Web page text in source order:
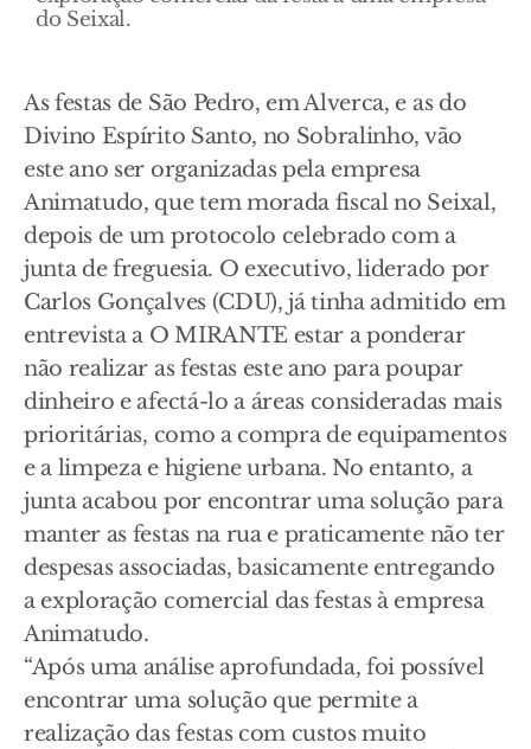
do Seixal.
As festas de São Pedro, em Alverca, e as do
Divino Espírito Santo, no Sobralinho, vão
este ano ser organizadas pela empresa
Animatudo, que tem morada fiscal no Seixal,
depois de um protocolo celebrado com a
junta de freguesia. O executivo, liderado por
Carlos Gonçalves (CDU), já tinha admitido em
entrevista a O MIRANTE estar a ponderar
não realizar as festas este ano para poupar
dinheiro e afectá-lo a áreas consideradas mais
prioritárias, como a compra de equipamentos
e a limpeza e higiene urbana. No entanto, a
junta acabou por encontrar uma solução para
manter as festas na rua e praticamente não ter
despesas associadas, basicamente entregando
a exploração comercial das festas à empresa
Animatudo.
“Após uma análise aprofundada, foi possível
encontrar uma solução que permite a
realização das festas com custos muito